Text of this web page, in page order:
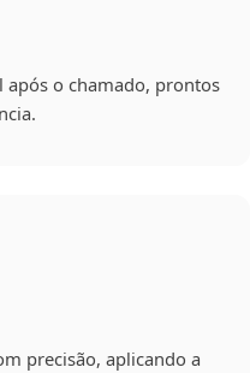
após o chamado, prontos
precisão, aplicando a